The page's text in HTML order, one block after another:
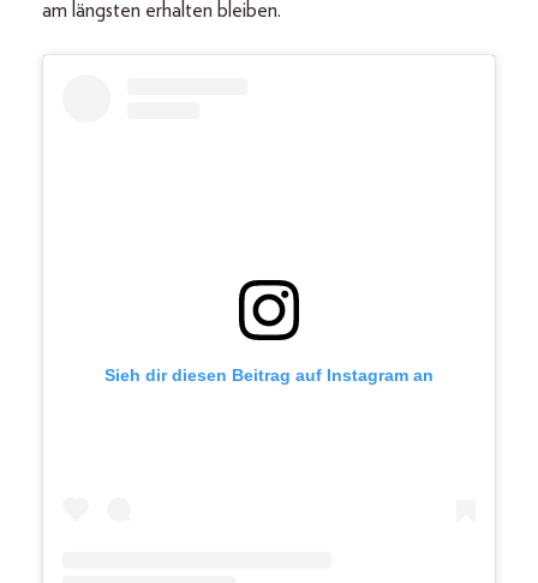
am längsten erhalten bleiben.
Sieh dir diesen Beitrag auf Instagram an